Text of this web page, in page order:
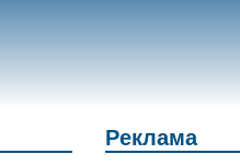
Реклама